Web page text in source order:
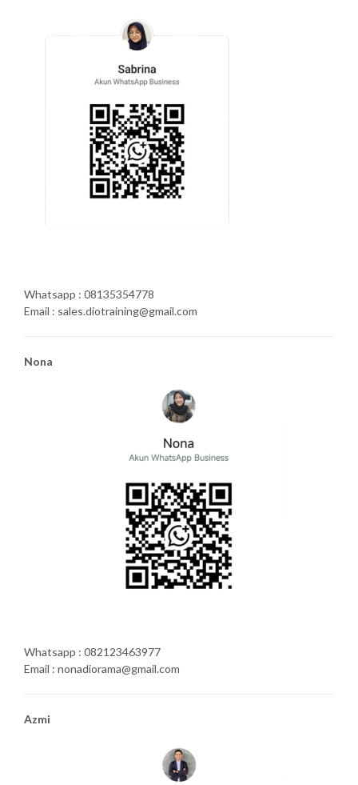
Whatsapp : 08135354778
Email : sales.diotraining@gmail.com
Nona
Whatsapp : 082123463977
Email : nonadiorama@gmail.com
Azmi